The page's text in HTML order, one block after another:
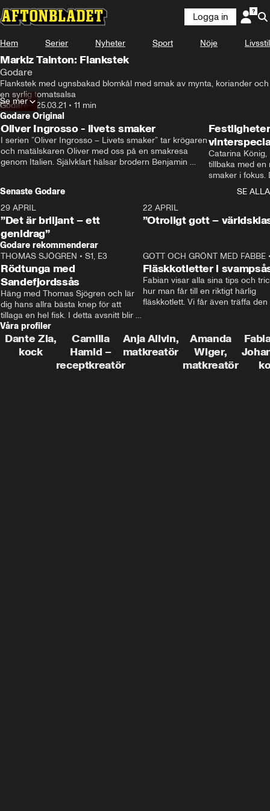
Logga in
Hem Serier Nyheter Sport Nöje Livsstil
Markiz Tainton: Flankstek
Godare
Flankstek med ugnsbakad blomkål med smak av mynta, koriander och
en syrlig tomatsalsa
Godare • 25.03.21 • 11 min
Se mer
Godare Original
Oliver Ingrosso - livets smaker
I serien ”Oliver Ingrosso – Livets smaker” tar krögaren
och matälskaren Oliver med oss på en smakresa
genom Italien. Självklart hälsar brodern Benjamin
Catarina
tillbaka med en
smaker i fokus.
julfavoriter
Senaste Godare
SE ALLA
29 APRIL
”Det är briljant – ett
genidrag”
22 APRIL
”Otroligt gott –
Godare rekommenderar
THOMAS SJÖGREN • S1, E3
Rödtunga med
Sandefjordssås
Häng med Thomas Sjögren och lär
dig hans allra bästa knep för att
tillaga en hel fisk. I detta avsnitt blir
de helstekt rödtunga med
sandefjordssås och en magisk sallad
på pepparrot och äpple.
GOTT OCH GRÖNT MED FABBE
Fläskkotletter i
Fabian visar alla sina tips och
hur man får till en riktigt härlig
fläskkotlett. Vi får även träffa den
grisbonde på Gotland.
Våra profiler
Dante Zia,
kock
Camilla
Hamid –
receptkreatör
Anja Allvin,
matkreatör
Amanda
Wiger,
matkreatör